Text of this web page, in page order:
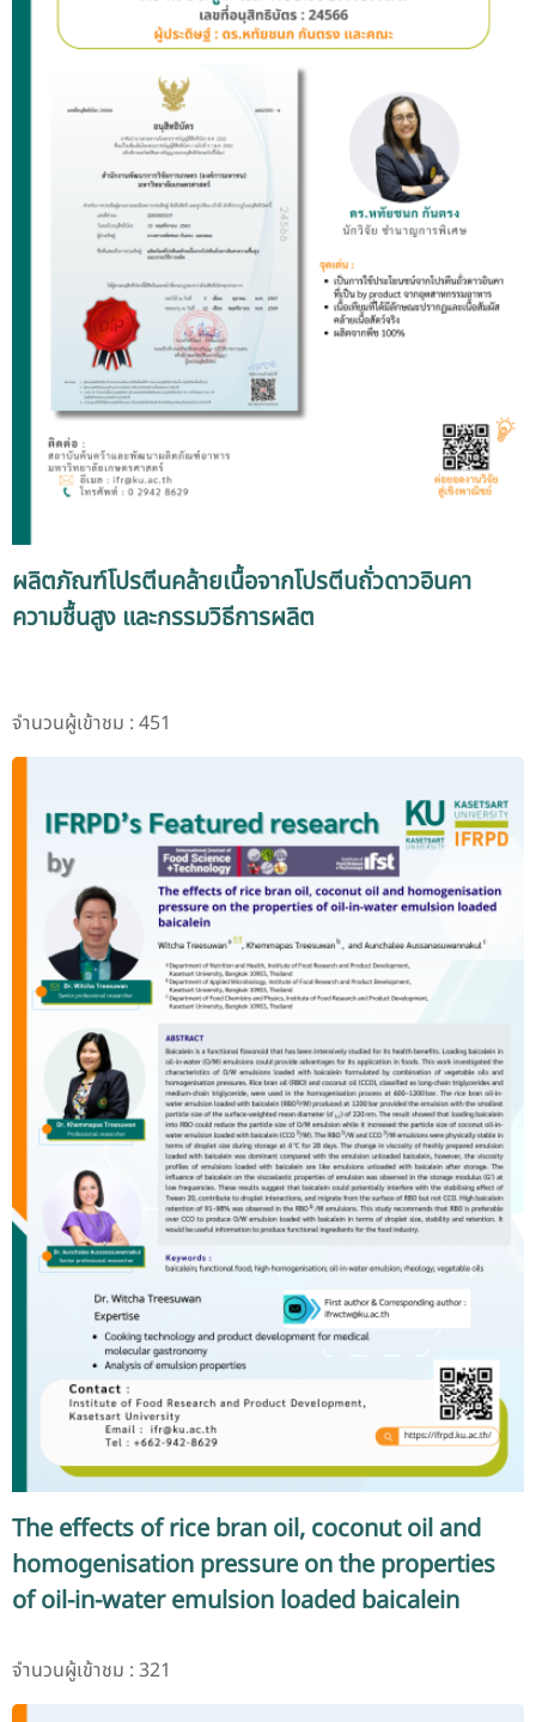
ผลิตภัณฑ์โปรตีนคล้ายเนื้อจากโปรตีนถั่วดาวอินคา
ความชื้นสูง และกรรมวิธีการผลิต
จำนวนผู้เข้าชม : 451
The effects of rice bran oil, coconut oil and
homogenisation pressure on the properties
of oil-in-water emulsion loaded baicalein
จำนวนผู้เข้าชม : 321